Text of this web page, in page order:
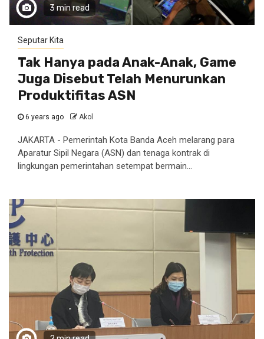
3 min read
Seputar Kita
Tak Hanya pada Anak-Anak, Game
Juga Disebut Telah Menurunkan
Produktifitas ASN
6 years ago Akol
JAKARTA - Pemerintah Kota Banda Aceh melarang para
Aparatur Sipil Negara (ASN) dan tenaga kontrak di
lingkungan pemerintahan setempat bermain...